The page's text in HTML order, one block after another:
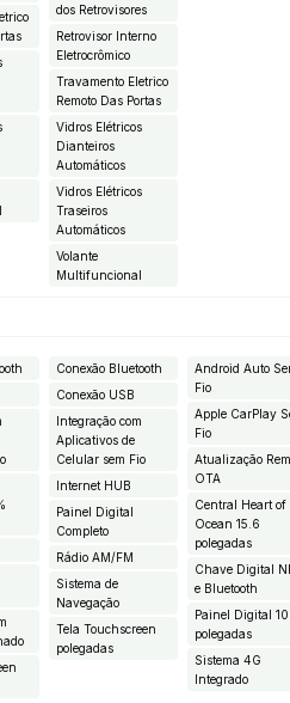
dos Retrovisores
Retrovisor Interno
Eletrocrômico
Travamento Eletrico
Remoto Das Portas
Vidros Elétricos
Dianteiros
Automáticos
Vidros Elétricos
Traseiros
Automáticos
Volante
Multifuncional
Conexão Bluetooth
Conexão USB
Integração com
Aplicativos de
Celular sem Fio
Internet HUB
Painel Digital
Completo
Rádio AM/FM
Sistema de
Navegação
Tela Touchscreen
polegadas
Android Auto
Fio
Apple CarPlay
Fio
Atualização
OTA
Central Heart of
Ocean 15.6
polegadas
Chave Digital
e Bluetooth
Painel Digital
polegadas
Sistema 4G
Integrado